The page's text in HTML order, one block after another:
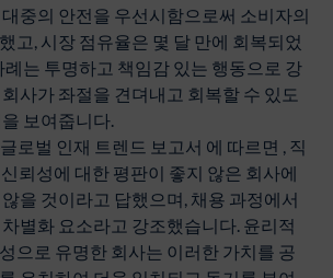
중의 안전을 우선시함으로써 소비자의
고, 시장 점유율은 몇 달 만에 회복되었
례는 투명하고 책임감 있는 행동으로 강
사가 좌절을 견뎌내고 회복할 수 있도
보여줍니다.
로벌 인재 트렌드 보고서 에 따르면 , 직
뢰성에 대한 평판이 좋지 않은 회사에
을 것이라고 답했으며, 채용 과정에서
별화 요소라고 강조했습니다. 윤리적
으로 유명한 회사는 이러한 가치를 공